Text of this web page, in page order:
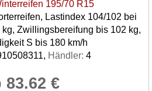
195/70 R15
Lastindex 104/102 bei
Zwillingsbereifung bis 102 kg,
S bis 180 km/h
Händler: 4
83.62 €